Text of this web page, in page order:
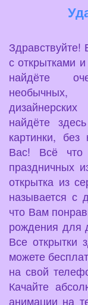
с открытками
найдёте
необычных,
найдёте
картинки,
Вас! Всё что
праздничных
открытка из
называется с
что Вам
рождения для
Все открытки
можете
на свой
Качайте
анимации на